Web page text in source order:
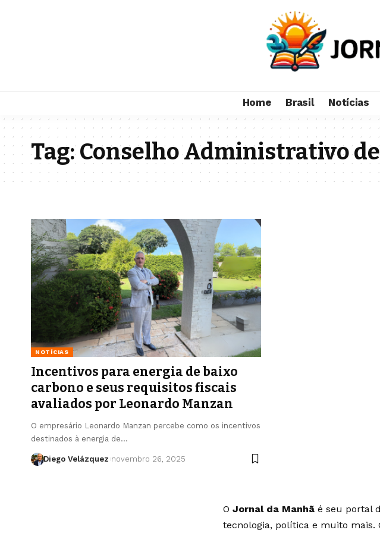
Home Brasil Notícias
Tag:Conselho Administrativo
NOTÍCIAS
Incentivos para energia de baixo
carbono e seus requisitos fiscais
avaliados por Leonardo Manzan
O empresário Leonardo Manzan percebe como os incentivos
destinados à energia de…
Diego Velázquez novembro 26, 2025
O Jornal da Manhãé seu portal
tecnologia, política e muito